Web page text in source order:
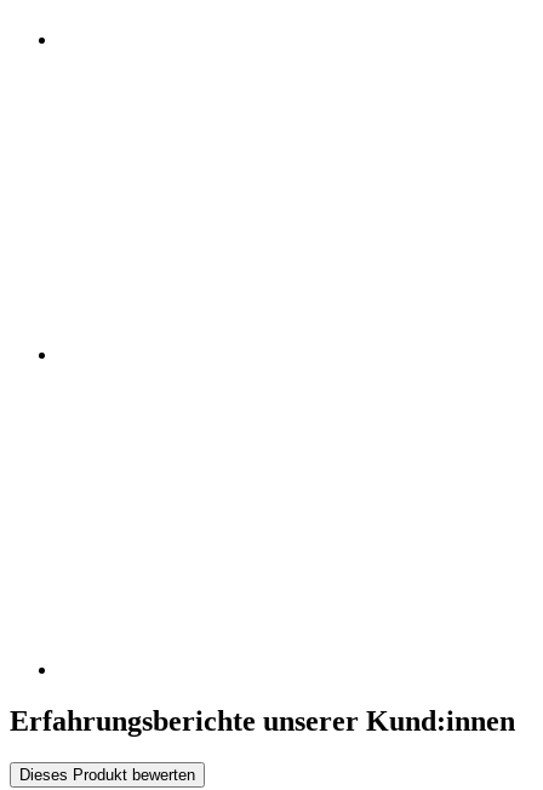
Erfahrungsberichte unserer Kund:innen
Dieses Produkt bewerten